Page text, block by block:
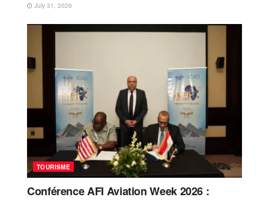
July 31, 2026
TOURISME
Conférence AFI Aviation Week 2026 :